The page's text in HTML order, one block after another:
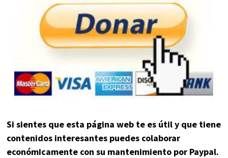
Si sientes que esta página web te es útil y que tiene
contenidos interesantes puedes colaborar
económicamente con su mantenimiento por Paypal.